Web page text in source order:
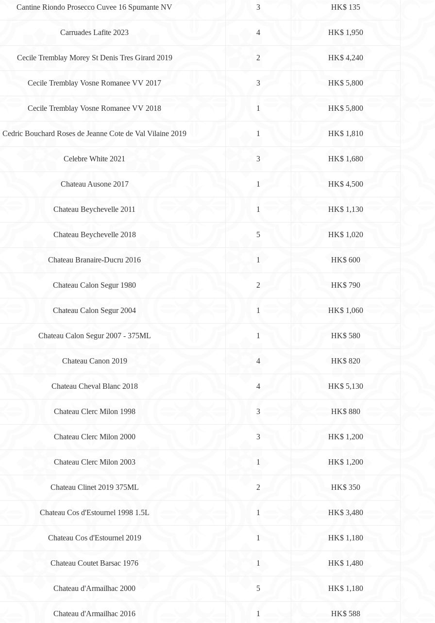
Cantine Riondo Prosecco Cuvee 16 Spumante NV 3 HK$ 135
Carruades Lafite 2023 4 HK$ 1,950
Cecile Tremblay Morey St Denis Tres Girard 2019 2 HK$ 4,240
Cecile Tremblay Vosne Romanee VV 2017 3 HK$ 5,800
Cecile Tremblay Vosne Romanee VV 2018 1 HK$ 5,800
Cedric Bouchard Roses de Jeanne Cote de Val Vilaine 2019 1 HK$ 1,810
Celebre White 2021 3 HK$ 1,680
Chateau Ausone 2017 1 HK$ 4,500
Chateau Beychevelle 2011 1 HK$ 1,130
Chateau Beychevelle 2018 5 HK$ 1,020
Chateau Branaire-Ducru 2016 1 HK$ 600
Chateau Calon Segur 1980 2 HK$ 790
Chateau Calon Segur 2004 1 HK$ 1,060
Chateau Calon Segur 2007 - 375ML 1 HK$ 580
Chateau Canon 2019 4 HK$ 820
Chateau Cheval Blanc 2018 4 HK$ 5,130
Chateau Clerc Milon 1998 3 HK$ 880
Chateau Clerc Milon 2000 3 HK$ 1,200
Chateau Clerc Milon 2003 1 HK$ 1,200
Chateau Clinet 2019 375ML 2 HK$ 350
Chateau Cos d'Estournel 1998 1.5L 1 HK$ 3,480
Chateau Cos d'Estournel 2019 1 HK$ 1,180
Chateau Coutet Barsac 1976 1 HK$ 1,480
Chateau d'Armailhac 2000 5 HK$ 1,180
Chateau d'Armailhac 2016 1 HK$ 588